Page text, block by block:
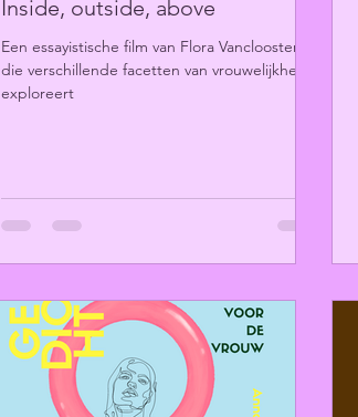
Inside, outside, above
Een essayistische film van Flora Vanclooster
die verschillende facetten van vrouwelijkheid
exploreert